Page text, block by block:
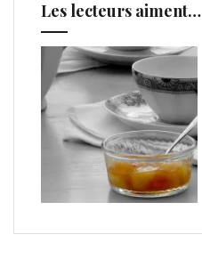
Les lecteurs aiment…